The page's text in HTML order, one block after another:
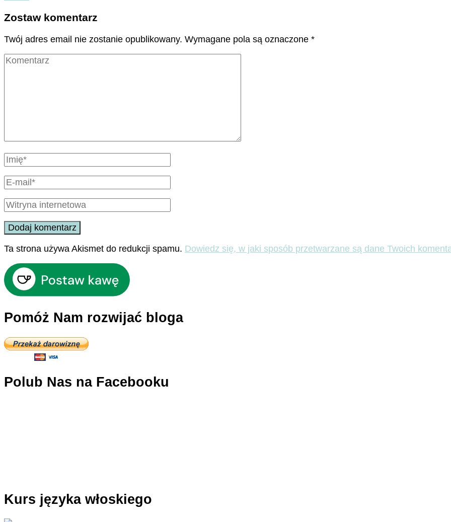
Zostaw komentarz
Twój adres email nie zostanie opublikowany. Wymagane pola są oznaczone *
Ta strona używa Akismet do redukcji spamu. Dowiedz się, w jaki sposób przetwarzane są dane Twoich
Pomóż Nam rozwijać bloga
Polub Nas na Facebooku
Kurs języka włoskiego